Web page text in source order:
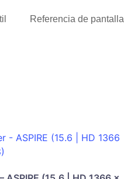
Referencia de pantalla